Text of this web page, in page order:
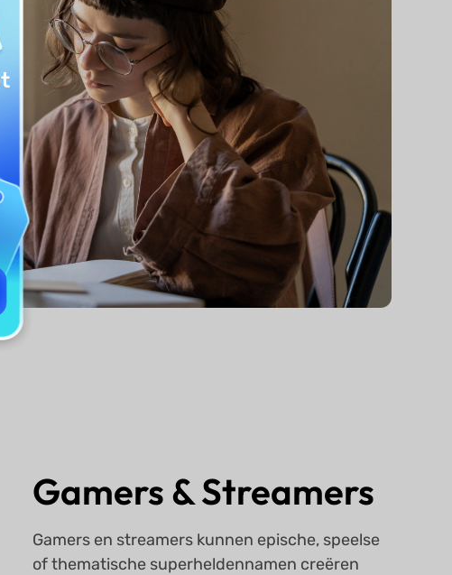
Gamers & Streamers
Gamers en streamers kunnen epische, speelse
of thematische superheldennamen creëren